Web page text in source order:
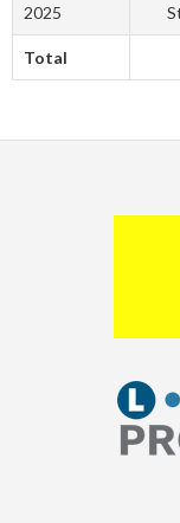
2025
Total